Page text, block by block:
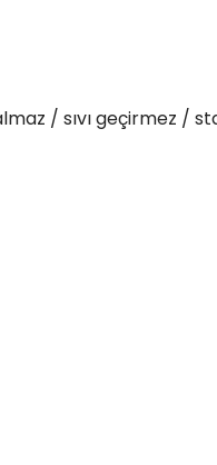
/ sıvı geçirmez /